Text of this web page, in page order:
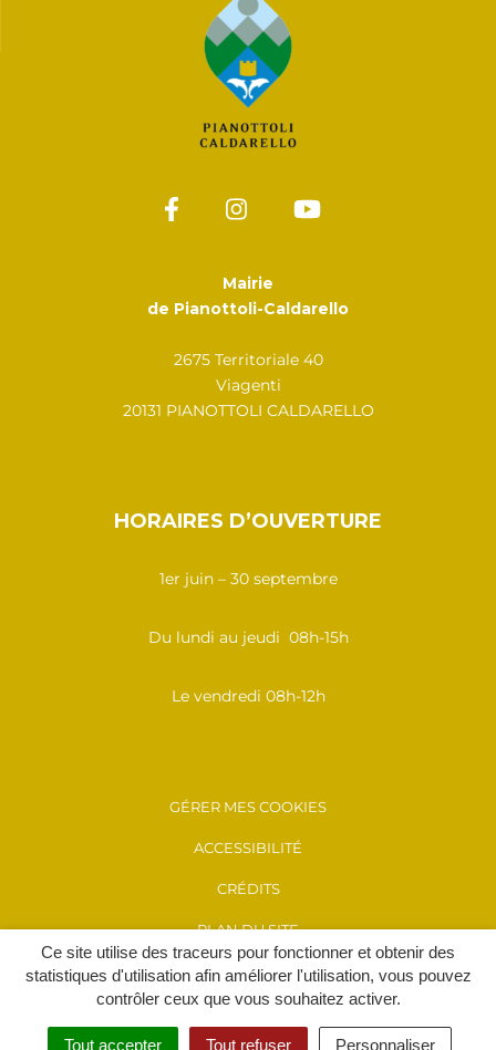
Ce site utilise des traceurs pour fonctionner et obtenir des
statistiques d'utilisation afin améliorer l'utilisation, vous pouvez
contrôler ceux que vous souhaitez activer.
Tout accepter Tout refuser Personnaliser
Mairie
de Pianottoli-Caldarello
2675 Territoriale 40
Viagenti
20131 PIANOTTOLI CALDARELLO
HORAIRES D’OUVERTURE
1er juin – 30 septembre
Du lundi au jeudi 08h-15h
Le vendredi 08h-12h
GÉRER MES COOKIES
ACCESSIBILITÉ
CRÉDITS
PLAN DU SITE
MENTIONS LÉGALES
POLITIQUE DE CONFIDENTIALITÉ